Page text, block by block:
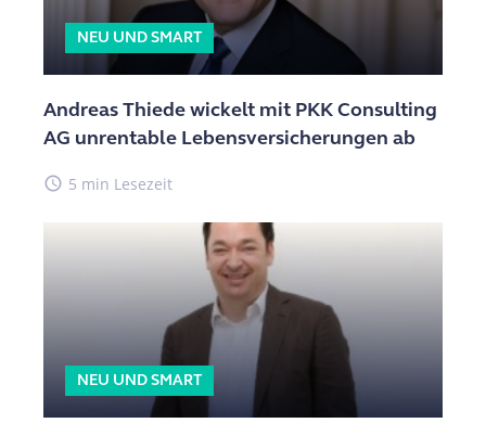
NEU UND SMART
Andreas Thiede wickelt mit PKK Consulting
AG unrentable Lebensversicherungen ab
access_time 5 min Lesezeit
NEU UND SMART